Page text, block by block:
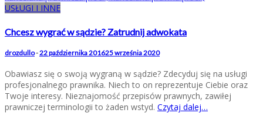
USŁUGI I INNE
Chcesz wygrać w sądzie? Zatrudnij adwokata
drozdullo-22 października 201625 września 2020
Obawiasz się o swoją wygraną w sądzie? Zdecyduj się na usługi
profesjonalnego prawnika. Niech to on reprezentuje Ciebie oraz
Twoje interesy. Nieznajomość przepisów prawnych, zawiłej
prawniczej terminologii to żaden wstyd. Czytaj dalej…